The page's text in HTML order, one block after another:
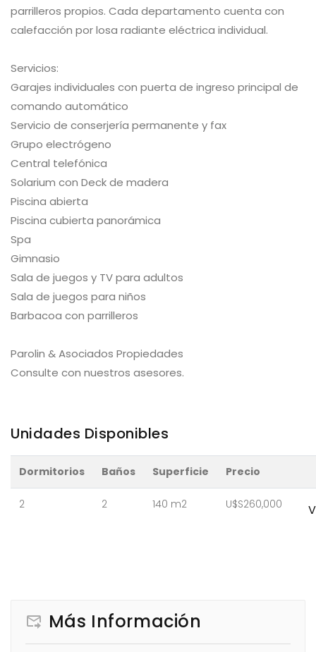
parrilleros propios. Cada departamento cuenta con
calefacción por losa radiante eléctrica individual.
Servicios:
Garajes individuales con puerta de ingreso principal de
comando automático
Servicio de conserjería permanente y fax
Grupo electrógeno
Central telefónica
Solarium con Deck de madera
Piscina abierta
Piscina cubierta panorámica
Spa
Gimnasio
Sala de juegos y TV para adultos
Sala de juegos para niños
Barbacoa con parrilleros
Parolin & Asociados Propiedades
Consulte con nuestros asesores.
Unidades Disponibles
Dormitorios Baños Superficie Precio
2 2 140 m2 U$S260,000
Más Información